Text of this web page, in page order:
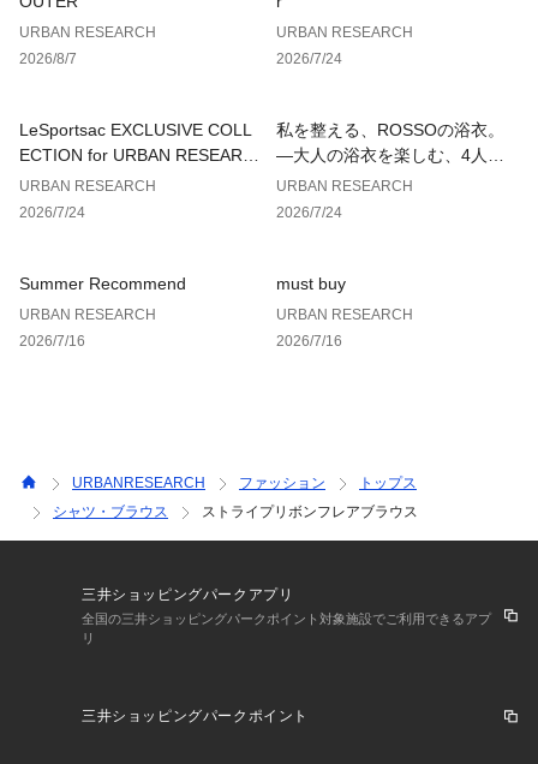
や在庫状況の確認が可能です。
お買い物リストの管理にぜひご利用ください。
透け感 : ややあり
裏地 : なし
光沢 : なし
URBAN RESEARCH
2026/8/7
URBAN RESEARCH
2026/7/24
LeSportsac EXCLUSIVE COLL
ECTION for URBAN RESEARC
H
URBAN RESEARCH
2026/7/24
私を整える、ROSSOの浴衣。
—大人の浴衣を楽しむ、4人のT
IPS—
URBAN RESEARCH
2026/7/24
Summer Recommend
URBAN RESEARCH
2026/7/16
must buy
URBAN RESEARCH
2026/7/16
URBANRESEARCH ファッション
トップス
シャツ・ブラウス
ストライプリボンフレアブラウス
三井ショッピングパークアプリ
全国の三井ショッピングパークポイント対象施設でご利用できるアプ
リ
三井ショッピングパークポイント